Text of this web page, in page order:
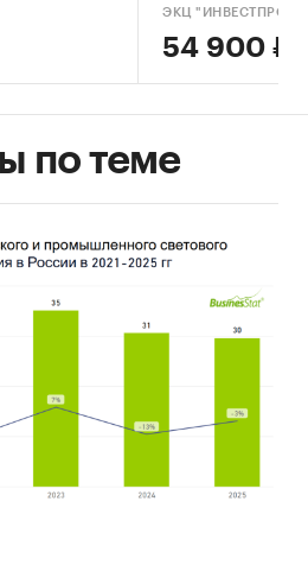
федеральный
ЭКЦ
54 900 ₽
по теме